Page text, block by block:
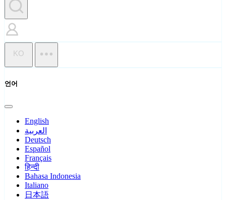
KO
언어
English
العربية
Deutsch
Español
Français
हिन्दी
Bahasa Indonesia
Italiano
日本語